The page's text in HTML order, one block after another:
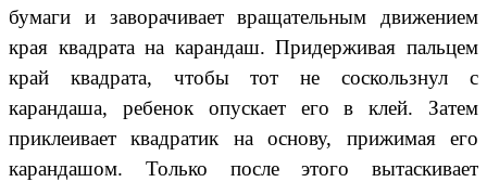
бумаги и заворачивает вращательным движением
края квадрата на карандаш. Придерживая пальцем
край квадрата, чтобы тот не соскользнул с
карандаша, ребенок опускает его в клей. Затем
приклеивает квадратик на основу, прижимая его
карандашом. Только после этого вытаскивает